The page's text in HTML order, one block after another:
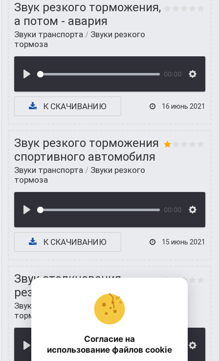
Звук резкого торможения,
а потом - авария
Звуки транспорта / Звуки резкого
тормоза
00:00
К СКАЧИВАНИЮ 16 июнь 2021
Звук резкого торможения
спортивного автомобиля
Звуки транспорта / Звуки резкого
тормоза
00:00
К СКАЧИВАНИЮ 15 июнь 2021
Звук столкновения,
резкое торможения
Звуки транспорта
Звуки резкого
тормоза
00:00
Согласие на
использование файлов cookie